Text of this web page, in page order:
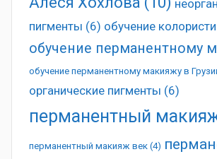
пигменты (6) обучение
обучение перманентному
обучение перманентному макияжу в
органические пигменты (6)
перманентный
перманентный макияж век (4)